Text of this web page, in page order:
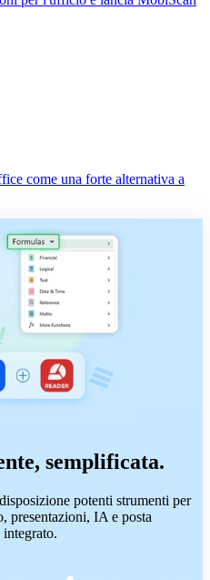
come una forte alternativa a
semplificata.
potenti strumenti per
presentazioni, IA e posta